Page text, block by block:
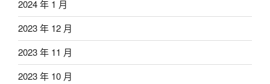
2024 年 1 月
2023 年 12 月
2023 年 11 月
2023 年 10 月